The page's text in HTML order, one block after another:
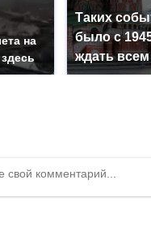
на
Таких
было с
ждать